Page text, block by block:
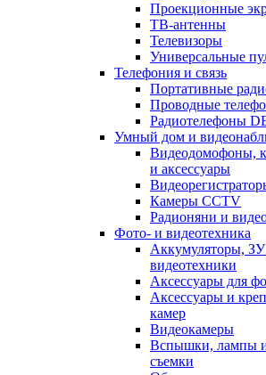
Проекционные
ТВ-антенны
Телевизоры
Универсальные
Телефония и связь
Портативные
Проводные
Радиотелефоны
Умный дом и
Видеодомофоны,
и аксессуары
Камеры CCTV
Радионяни и
Фото- и видеотехника
Аккумуляторы,
видеотехники
Аксессуары для
Аксессуары и
камер
Видеокамеры
Вспышки, лампы и
съемки